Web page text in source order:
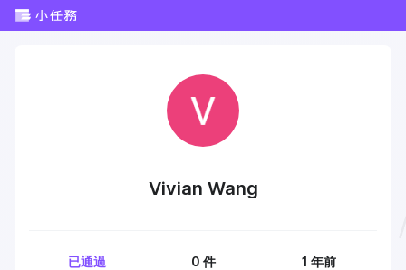
Vivian Wang
已通過 0 件 1 年前